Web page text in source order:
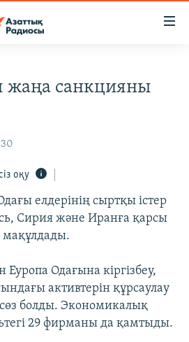
жаңа санкцияны
оқу
елдерінің сыртқы істер
Сирия және Иранға қарсы
Еуропа Одағына кіргізбеу,
активтерін құрсаулау
болды. Экономикалық
29 фирманы да қамтыды.